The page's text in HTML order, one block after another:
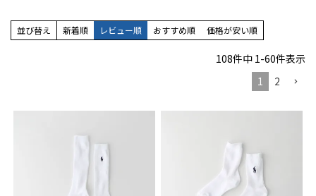
並び替え 新着順 レビュー順 おすすめ順 価格が安い順
108件中 1-60件表示
1
2